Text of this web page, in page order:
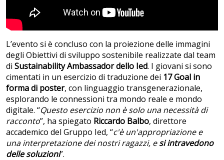
L’evento si è concluso con la proiezione delle immagini
degli Obiettivi di sviluppo sostenibile realizzate dal team
di Sustainability Ambassador dello Ied. I giovani si sono
cimentati in un esercizio di traduzione dei 17 Goal in
forma di poster, con linguaggio transgenerazionale,
esplorando le connessioni tra mondo reale e mondo
digitale. “Questo esercizio non è solo una necessità di
racconto”, ha spiegato Riccardo Balbo, direttore
accademico del Gruppo Ied, “c'è un'appropriazione e
una interpretazione dei nostri ragazzi, esi intravedono
delle soluzioni”.